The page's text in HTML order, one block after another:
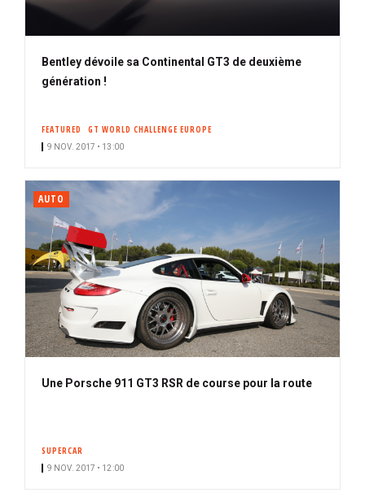
Bentley dévoile sa Continental GT3 de deuxième
génération !
FEATURED GT WORLD CHALLENGE EUROPE
9 NOV. 2017 • 13:00
AUTO
Une Porsche 911 GT3 RSR de course pour la route
SUPERCAR
9 NOV. 2017 • 12:00